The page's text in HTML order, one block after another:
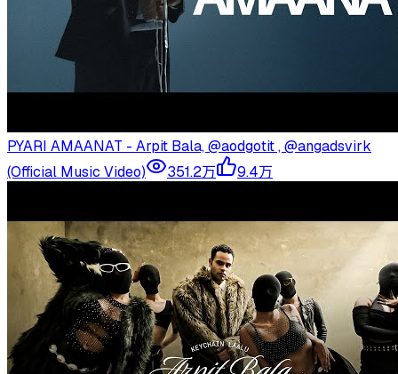
PYARI AMAANAT - Arpit Bala, @aodgotit , @angadsvirk
(Official Music Video)
351.2万 9.4万